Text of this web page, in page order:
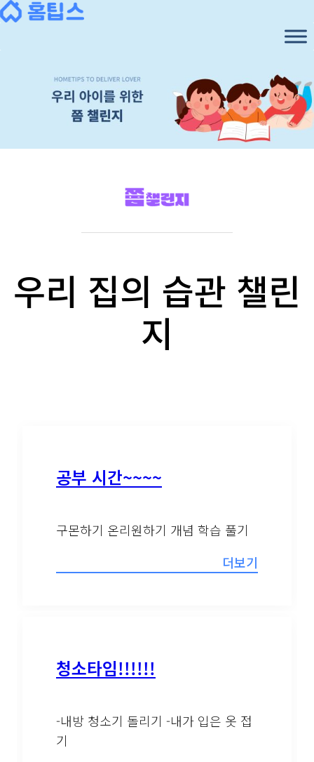
우리 집의 습관 챌린
지
공부 시간~~~~
구몬하기 온리원하기 개념 학습 풀기
더보기
청소타임!!!!!!
-내방 청소기 돌리기 -내가 입은 옷 접
기